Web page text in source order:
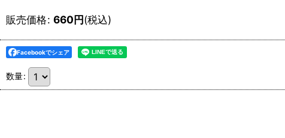
販売価格: 660円(税込)
Facebookでシェア
数量: